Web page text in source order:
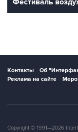
Фестиваль
Контакты Об
Реклама на сайте
Copyright © 1991—2026